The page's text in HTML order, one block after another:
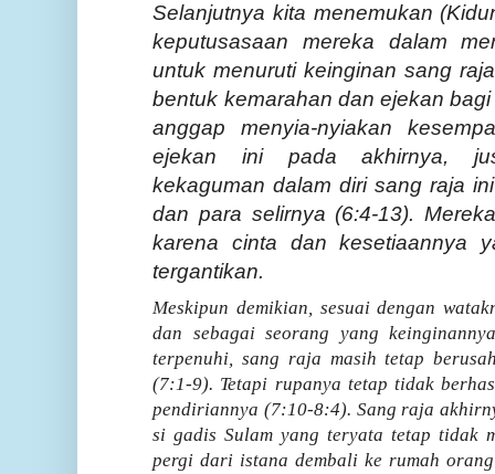
Selanjutnya kita menemukan (
keputusasaan mereka dalam
untuk menuruti keinginan sang
bentuk kemarahan dan ejekan
anggap menyia-nyiakan
ejekan ini pada akhirnya,
kekaguman dalam diri sang raja
dan para selirnya (6:4-13).
karena cinta dan kesetiaannya
tergantikan.
Meskipun demikian, sesuai dengan
dan sebagai seorang yang
terpenuhi, sang raja masih tetap
(7:1-9). Tetapi rupanya tetap tidak
pendiriannya (7:10-8:4). Sang raja
si gadis Sulam yang teryata tetap tidak
pergi dari istana dembali ke rumah